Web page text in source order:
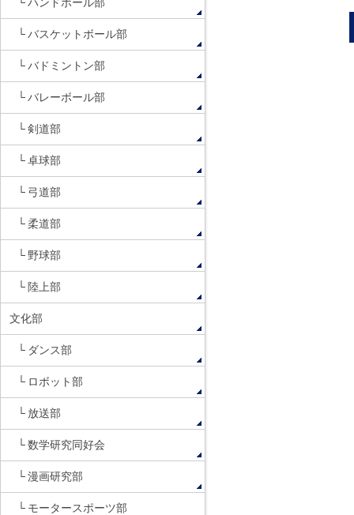
バスケットボール部
バドミントン部
バレーボール部
剣道部
卓球部
弓道部
柔道部
野球部
陸上部
文化部
ダンス部
ロボット部
放送部
数学研究同好会
漫画研究部
モータースポーツ部